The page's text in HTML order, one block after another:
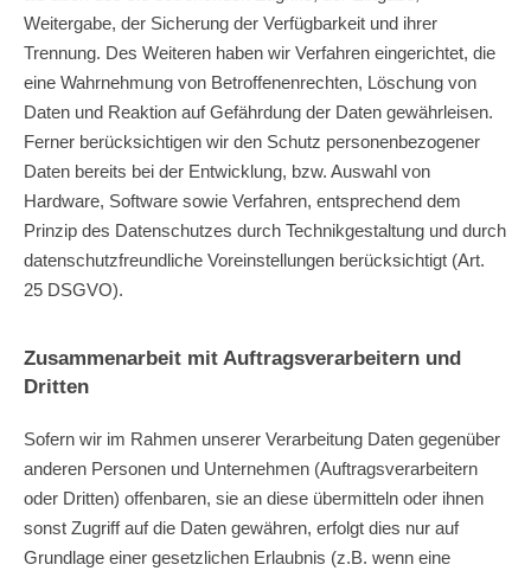
Weitergabe, der Sicherung der Verfügbarkeit und ihrer
Trennung. Des Weiteren haben wir Verfahren eingerichtet, die
eine Wahrnehmung von Betroffenenrechten, Löschung von
Daten und Reaktion auf Gefährdung der Daten gewährleisen.
Ferner berücksichtigen wir den Schutz personenbezogener
Daten bereits bei der Entwicklung, bzw. Auswahl von
Hardware, Software sowie Verfahren, entsprechend dem
Prinzip des Datenschutzes durch Technikgestaltung und durch
datenschutzfreundliche Voreinstellungen berücksichtigt (Art.
25 DSGVO).
Zusammenarbeit mit Auftragsverarbeitern und
Dritten
Sofern wir im Rahmen unserer Verarbeitung Daten gegenüber
anderen Personen und Unternehmen (Auftragsverarbeitern
oder Dritten) offenbaren, sie an diese übermitteln oder ihnen
sonst Zugriff auf die Daten gewähren, erfolgt dies nur auf
Grundlage einer gesetzlichen Erlaubnis (z.B. wenn eine